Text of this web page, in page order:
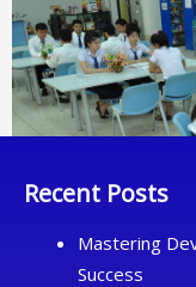
Recent Posts
Mastering
Success